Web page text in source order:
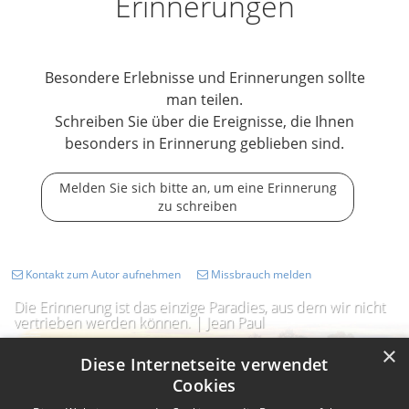
Besondere Erlebnisse und Erinnerungen sollte
man teilen.
Schreiben Sie über die Ereignisse, die Ihnen
besonders in Erinnerung geblieben sind.
Melden Sie sich bitte an, um eine Erinnerung
zu schreiben
Die Erinnerung ist das einzige Paradies, aus dem wir nicht
vertrieben werden können. | Jean Paul
Kontakt zum Autor aufnehmen Missbrauch melden
×
Diese Internetseite verwendet
Cookies